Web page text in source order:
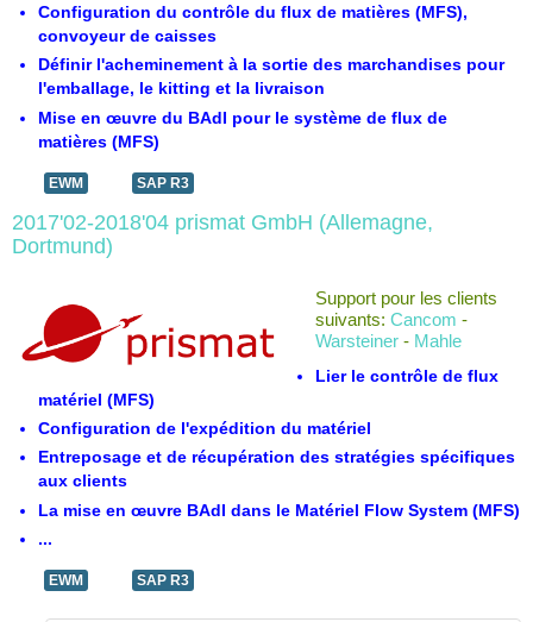
Configuration du contrôle du flux de matières (MFS),
convoyeur de caisses
Définir l'acheminement à la sortie des marchandises pour
l'emballage, le kitting et la livraison
Mise en œuvre du BAdI pour le système de flux de
matières (MFS)
EWM SAP R3
2017'02-2018'04 prismat GmbH (Allemagne,
Dortmund)
Support pour les clients
suivants: Cancom -
Warsteiner - Mahle
Lier le contrôle de flux
matériel (MFS)
Configuration de l'expédition du matériel
Entreposage et de récupération des stratégies spécifiques
aux clients
La mise en œuvre BAdI dans le Matériel Flow System (MFS)
...
EWM SAP R3